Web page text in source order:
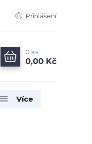
Přihlášení
0 ks
0,00 Kč
Více